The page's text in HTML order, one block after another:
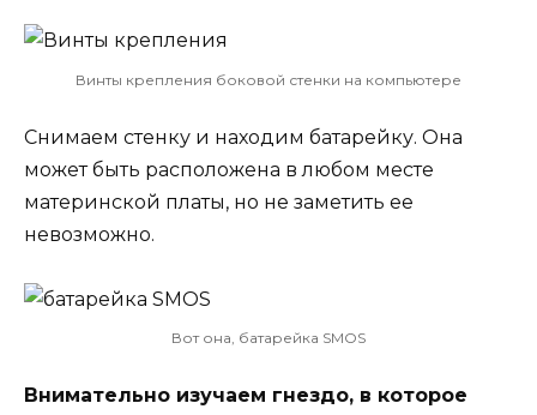
Винты крепления боковой стенки на компьютере
Снимаем стенку и находим батарейку. Она
может быть расположена в любом месте
материнской платы, но не заметить ее
невозможно.
Вот она, батарейка SMOS
Внимательно изучаем гнездо, в которое